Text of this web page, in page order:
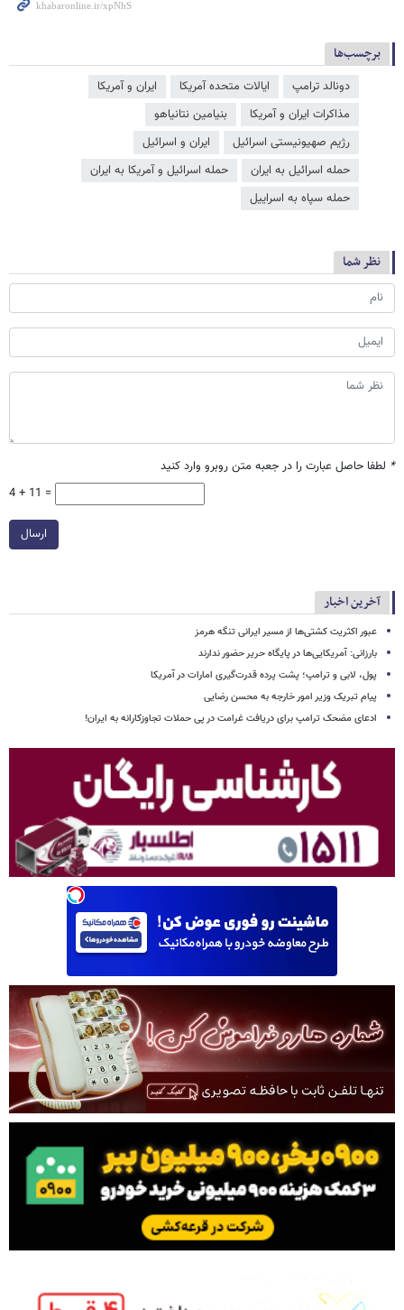
برچسب‌ها
دونالد ترامپ ایالات متحده آمریکا
ایران و آمریکا
مذاکرات ایران و آمریکا
بنیامین نتانیاهو
رژیم صهیونیستی اسرائیل
ایران و اسرائیل
حمله اسرائیل به ایران
حمله اسرائیل و آمریکا به ایران
حمله سپاه به اسراییل
نظر شما
* لطفا حاصل عبارت را در جعبه متن روبرو وارد کنید
4 + 11 =
ارسال
آخرین اخبار
عبور اکثریت کشتی‌ها از مسیر ایرانی تنگه هرمز
بارزانی: آمریکایی‌ها در پایگاه حریر حضور ندارند
پول، لابی و ترامپ؛ پشت پرده قدرت‌گیری امارات در آمریکا
پیام تبریک وزیر امور خارجه به محسن رضایی
ادعای مضحک ترامپ برای دریافت غرامت در پی حملات تجاوزکارانه به ایران!